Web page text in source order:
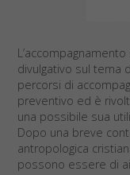
divulgativo sul tema
percorsi di
preventivo ed è
una possibile sua
Dopo una breve
antropologica
possono essere di